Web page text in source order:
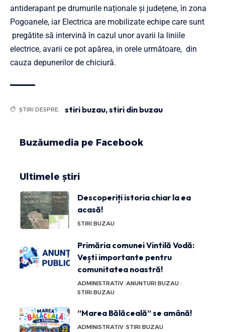
antiderapant pe drumurile naționale și județene, în zona
Pogoanele, iar Electrica are mobilizate echipe care sunt
pregătite să intervină în cazul unor avarii la liniile
electrice, avarii ce pot apărea, in orele următoare, din
cauza depunerilor de chiciură.
ȘTIRI DESPRE: stiri buzau,stiri din buzau
Buzăumedia pe Facebook
Ultimele știri
Descoperiți istoria chiar la ea
acasă!
STIRI BUZAU
Primăria comunei Vintilă Vodă:
Vești importante pentru
comunitatea noastră!
ADMINISTRATIV ANUNTURI BUZAU
STIRI BUZAU
”Marea Bălăceală” se amână!
ADMINISTRATIV STIRI BUZAU